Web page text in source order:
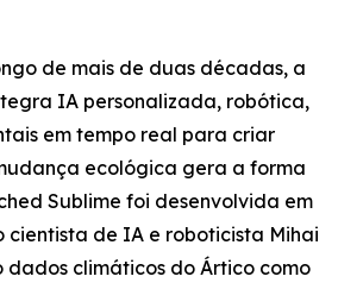
de mais de duas décadas, a
IA personalizada, robótica,
em tempo real para criar
ecológica gera a forma
Sublime foi desenvolvida em
cientista de IA e roboticista Mihai
dados climáticos do Ártico como